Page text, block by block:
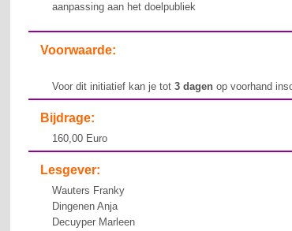
aanpassing aan het doelpubliek
Voorwaarde:
Voor dit initiatief kan je tot3 dagen op voorhand
Bijdrage:
160,00 Euro
Lesgever:
Wauters Franky
Dingenen Anja
Decuyper Marleen